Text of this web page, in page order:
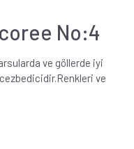
No:4
ve göllerde iyi
ve